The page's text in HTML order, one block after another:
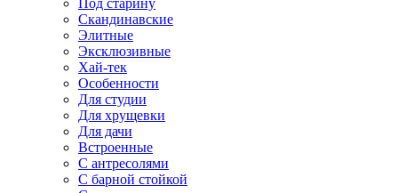
Под старину
Скандинавские
Элитные
Эксклюзивные
Хай-тек
Особенности
Для студии
Для хрущевки
Для дачи
Встроенные
С антресолями
С барной стойкой